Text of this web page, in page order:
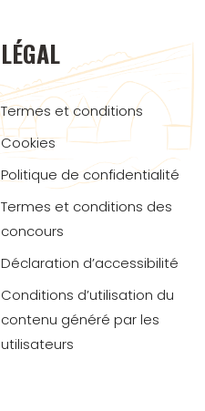
LÉGAL
Termes et conditions
Cookies
Politique de confidentialité
Termes et conditions des
concours
Déclaration d’accessibilité
Conditions d’utilisation du
contenu généré par les
utilisateurs